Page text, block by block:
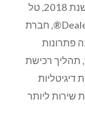
המלאי ולהשיג נתח שוק. בשנת 2018, טל
ציקורל רכשה את Dealer Inspire®, חברת
פתרונות
תהליך רכישת
דיגיטליות
שירות ליותר